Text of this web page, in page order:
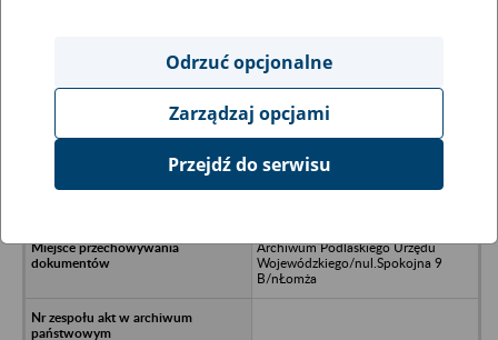
Ukryj wszystkie pozycje bazy
Państwowe Technikum Rolnicze/nw
Archiwum Podlaskiego Urzędu
Wojewódzkiego/nul.Spokojna 9
B/nŁomża
Odrzuć opcjonalne
Zarządzaj opcjami
Przejdź do serwisu